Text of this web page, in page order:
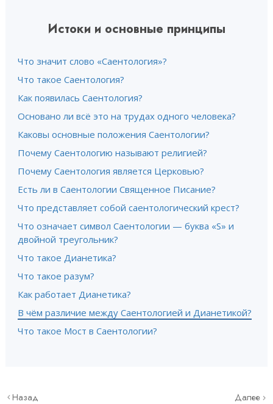
Истоки и основные принципы
Что значит слово «Саентология»?
Что такое Саентология?
Как появилась Саентология?
Основано ли всё это на трудах одного человека?
Каковы основные положения Саентологии?
Почему Саентологию называют религией?
Почему Саентология является Церковью?
Есть ли в Саентологии Священное Писание?
Что представляет собой саентологический крест?
Что означает символ Саентологии — буква «S» и
двойной треугольник?
Что такое Дианетика?
Что такое разум?
Как работает Дианетика?
В чём различие между Саентологией и Дианетикой?
Что такое Мост в Саентологии?
Назад Далее